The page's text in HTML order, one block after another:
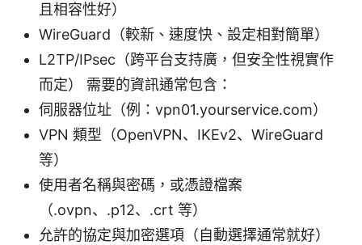
且相容性好）
WireGuard（較新、速度快、設定相對簡單）
L2TP/IPsec（跨平台支持廣，但安全性視實作
而定） 需要的資訊通常包含：
伺服器位址（例：vpn01.yourservice.com）
VPN 類型（OpenVPN、IKEv2、WireGuard
等）
使用者名稱與密碼，或憑證檔案
（.ovpn、.p12、.crt 等）
允許的協定與加密選項（自動選擇通常就好）